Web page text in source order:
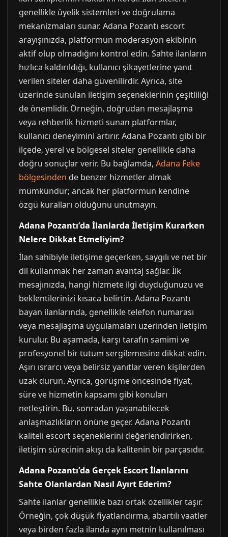
genellikle üyelik sistemleri ve doğrulama
mekanizmaları sunar. Adana Pozantı escort
arayışınızda, platformun moderasyon ekibinin
aktif olup olmadığını kontrol edin. Sahte ilanların
hızlıca kaldırıldığı, kullanıcı şikayetlerine yanıt
verilen siteler daha güvenilirdir. Ayrıca, site
üzerinde sunulan iletişim seçeneklerinin çeşitliliği
de önemlidir. Örneğin, doğrudan mesajlaşma
veya rehberlik hizmeti sunan platformlar,
kullanıcı deneyimini artırır. Adana Pozantı gibi bir
ilçede, yerel ve bölgesel siteler genellikle daha
doğru sonuçlar verir. Bu bağlamda, Adana Feke
bölgesinden de benzer hizmetler almak
mümkündür; ancak her platformun kendine
özgü kuralları olduğunu unutmayın.
Adana Pozantı’da İlanlarda İletişim Kurarken
Nelere Dikkat Etmeliyim?
İlan sahibiyle iletişime geçerken, saygılı ve net bir
dil kullanmak her zaman avantaj sağlar. İlk
mesajınızda, hangi hizmete ilgi duyduğunuzu ve
beklentilerinizi kısaca belirtin. Adana Pozantı
bayan ilanlarında, genellikle telefon numarası
veya mesajlaşma uygulamaları üzerinden iletişim
kurulur. Bu aşamada, karşı tarafın samimi ve
profesyonel bir tutum sergilemesine dikkat edin.
Aşırı ısrarcı veya belirsiz yanıtlar veren kişilerden
uzak durun. Ayrıca, görüşme öncesinde fiyat,
süre ve hizmetin kapsamı gibi konuları
netleştirin. Bu, sonradan yaşanabilecek
anlaşmazlıkların önüne geçer. Adana Pozantı
kaliteli escort seçeneklerini değerlendirirken,
iletişim sürecinin akışı da kalitenin bir parçasıdır.
Adana Pozantı’da Gerçek Escort İlanlarını
Sahte Olanlardan Nasıl Ayırt Ederim?
Sahte ilanlar genellikle bazı ortak özellikler taşır.
Örneğin, çok düşük fiyatlandırma, abartılı vaatler
veya birden fazla ilanda aynı metnin kullanılması